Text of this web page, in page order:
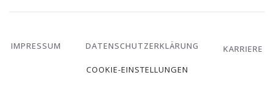
IMPRESSUM DATENSCHUTZERKLÄRUNG
KARRIERE
COOKIE-EINSTELLUNGEN